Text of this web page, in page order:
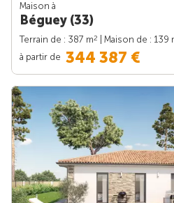
Maison à
Béguey (33)
Terrain de : 387 m2 | Maison de : 139
à partir de 344 387 €